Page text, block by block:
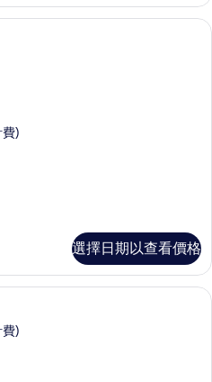
客房, 海景 (Solea Palm) | 迷你吧、客
)
選擇日期以查看價格
迷你吧、客房內保險箱、書桌、筆電
)